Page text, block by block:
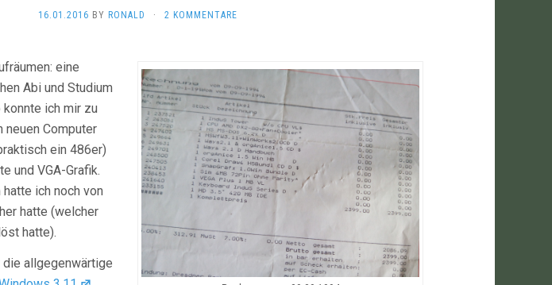
16.01.2016 BY RONALD · 2 KOMMENTARE
eine
Abi und Studium
ich mir zu
neuen Computer
ein 486er)
und VGA-Grafik.
ich noch von
hatte (welcher
hatte).
die allgegenwärtige